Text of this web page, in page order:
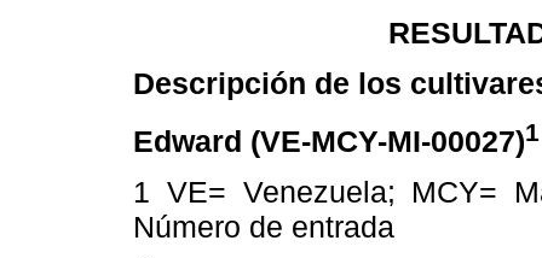
Descripción de los
Edward (VE-MCY-MI-00027)1
1 VE= Venezuela; MCY=
Número de entrada